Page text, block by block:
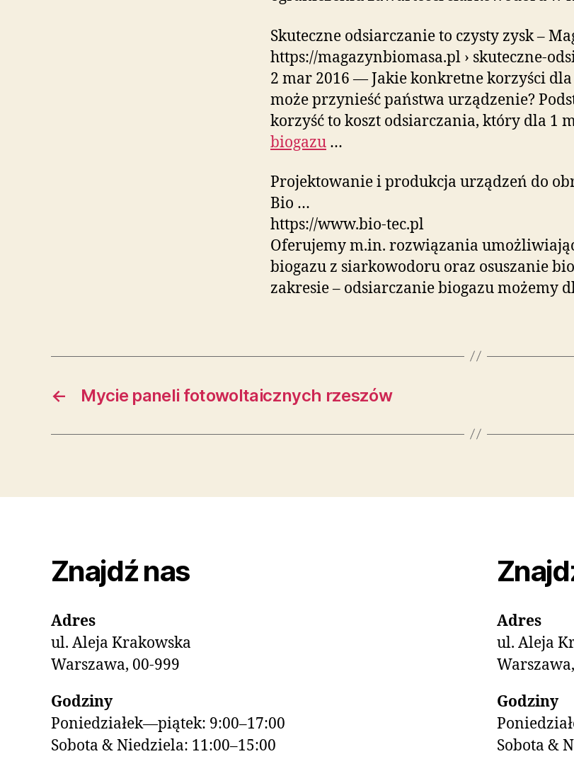
Skuteczne odsiarczanie to czysty zysk –
https://magazynbiomasa.pl › skuteczne-
2 mar 2016 — Jakie konkretne korzyści
może przynieść państwa urządzenie?
korzyść to koszt odsiarczania, który dla 1
biogazu …
Projektowanie i produkcja urządzeń do
Bio …
https://www.bio-tec.pl
Oferujemy m.in. rozwiązania
biogazu z siarkowodoru oraz osuszanie
zakresie – odsiarczanie biogazu możemy
← Mycie paneli fotowoltaicznych rzeszów
Znajdź nas
Adres
ul. Aleja Krakowska
Warszawa, 00-999
Godziny
Poniedziałek—piątek: 9:00–17:00
Sobota & Niedziela: 11:00–15:00
Adres
ul. Aleja
Godziny
Sobota &